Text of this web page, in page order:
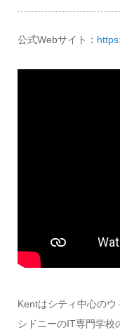
公式Webサイト：
Kentはシティ中心のウ
シドニーのIT専門学校